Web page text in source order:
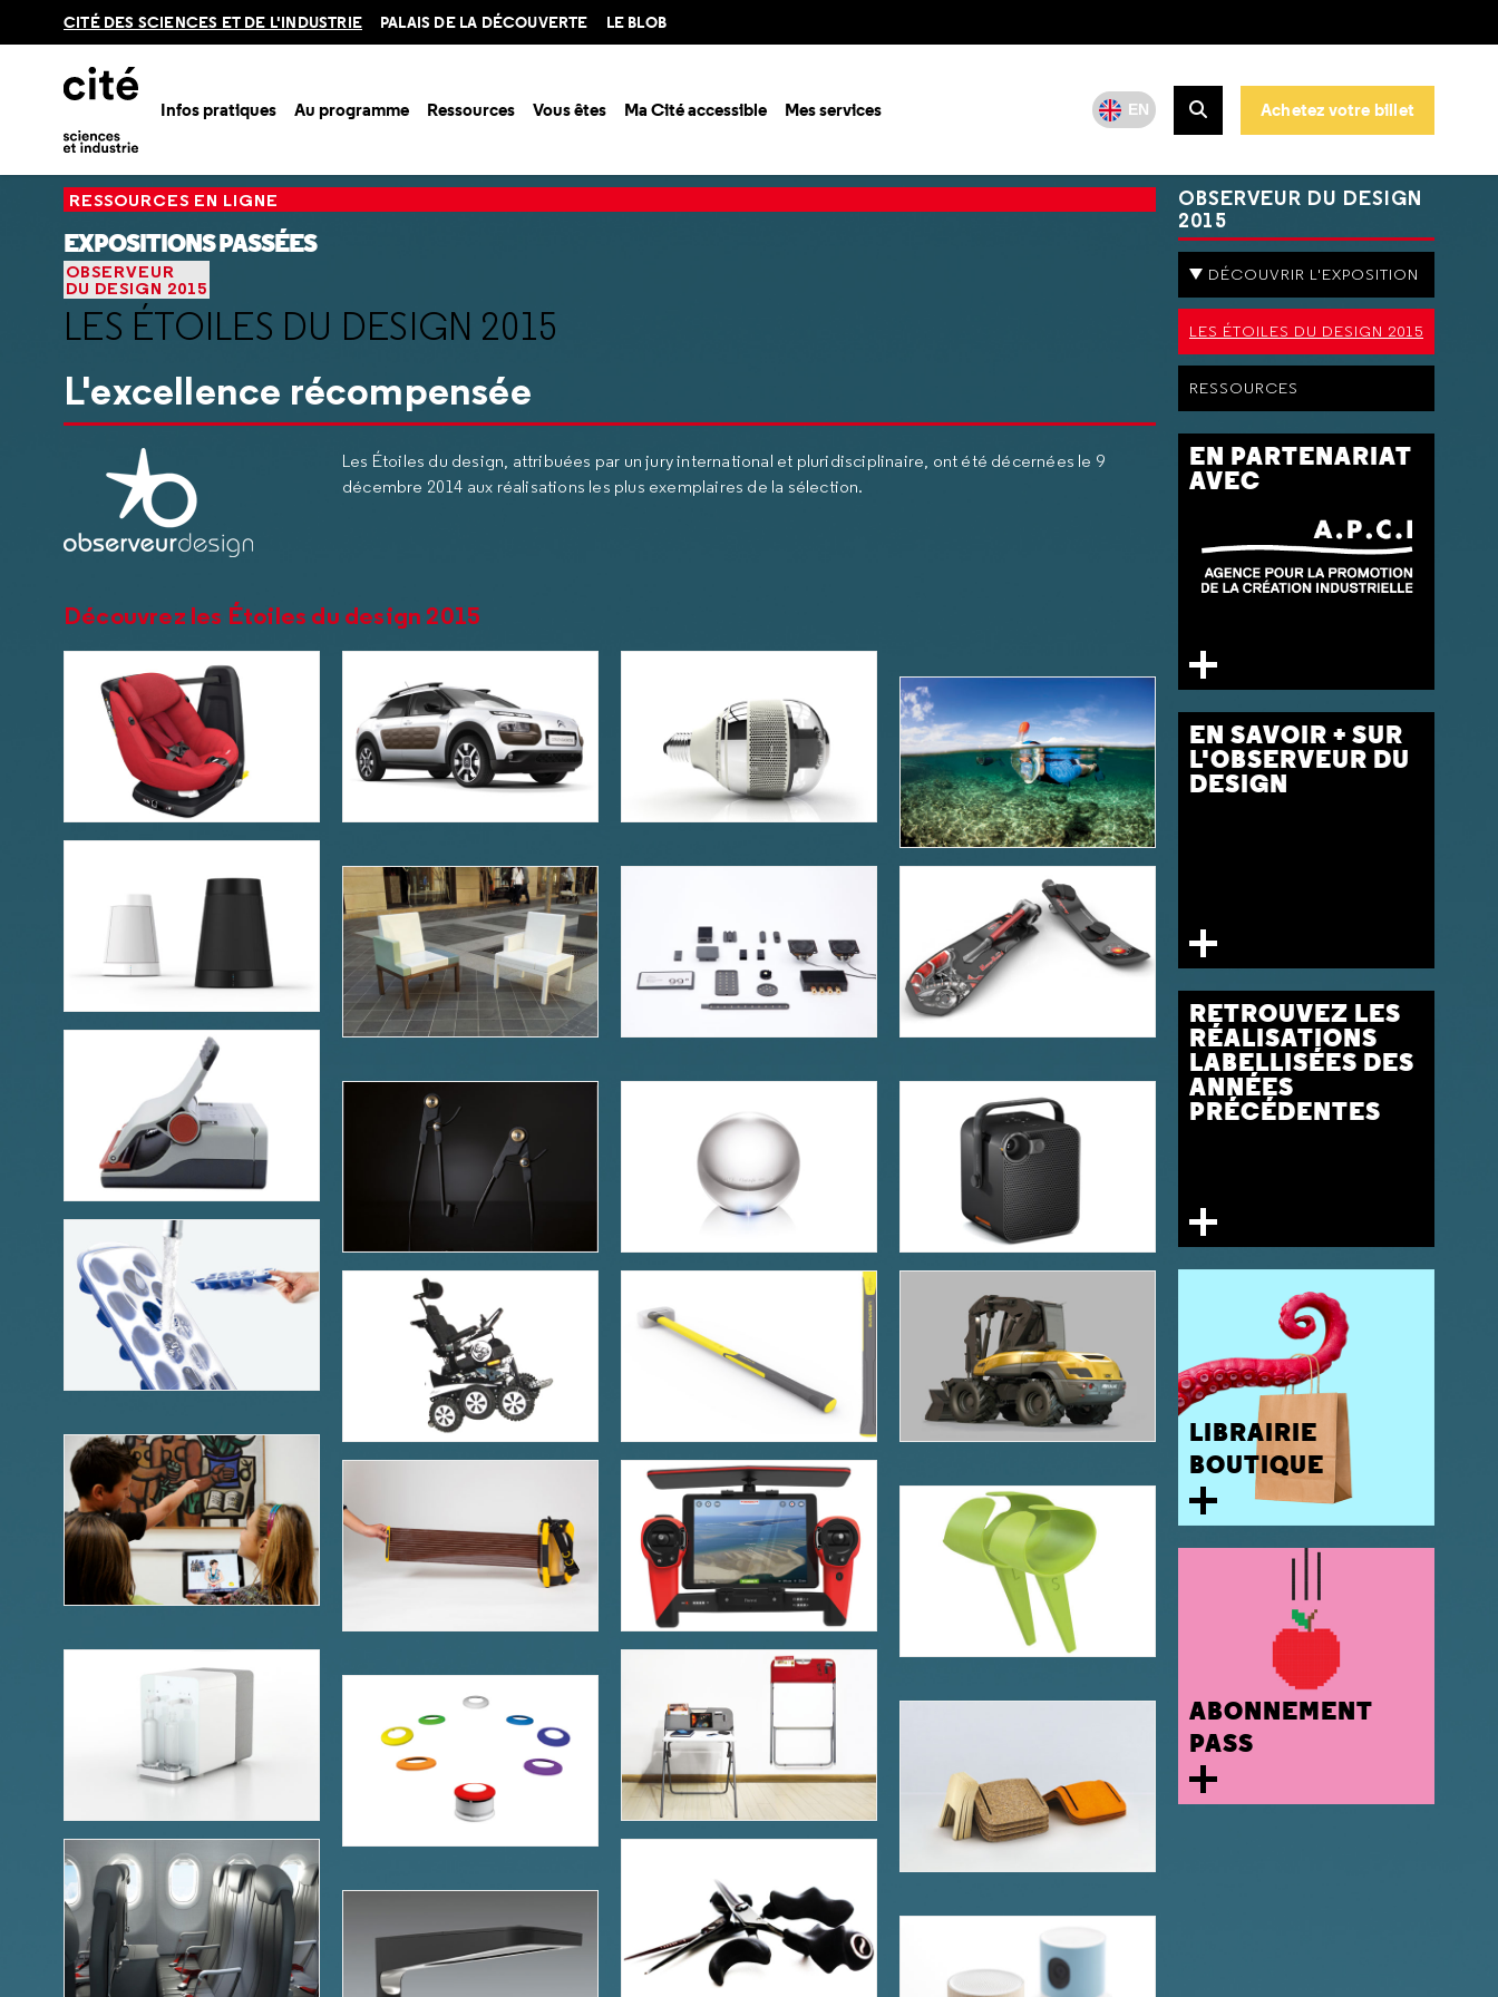
CITÉ DES SCIENCES ET DE L'INDUSTRIE PALAIS DE LA DÉCOUVERTE LE BLOB
Infos pratiques Au programme Ressources Vous êtes Ma Cité accessible Mes services EN Achetez votre billet
Accueil Ressources
RESSOURCES EN LIGNE
EXPOSITIONS PASSÉES
OBSERVEUR
DU DESIGN 2015
LES ÉTOILES DU DESIGN 2015
L'excellence récompensée
Les Étoiles du design, attribuées par un jury international et pluridisciplinaire, ont été décernées le 9
décembre 2014 aux réalisations les plus exemplaires de la sélection.
Découvrez les Étoiles du design 2015
OBSERVEUR DU DESIGN
2015
DÉCOUVRIR L'EXPOSITION
LES ÉTOILES DU DESIGN 2015
RESSOURCES
EN PARTENARIAT
AVEC
EN SAVOIR + SUR
L'OBSERVEUR DU
DESIGN
RETROUVEZ LES
RÉALISATIONS
LABELLISÉES DES
ANNÉES
PRÉCÉDENTES
LIBRAIRIE
BOUTIQUE
ABONNEMENT
PASS